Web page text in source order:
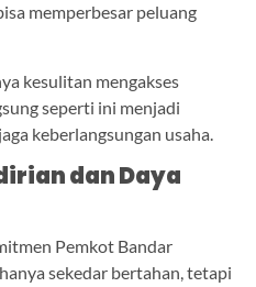
memperbesar peluang
kesulitan mengakses
seperti ini menjadi
keberlangsungan usaha.
dan Daya
Pemkot Bandar
sekedar bertahan, tetapi